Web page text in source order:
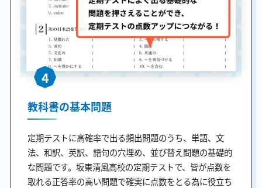
4
教科書の基本問題
定期テストに高確率で出る頻出問題のうち、単語、文
法、和訳、英訳、語句の穴埋め、並び替え問題の基礎的
な問題です。坂東清風高校の定期テストで、皆が点数を
取れる正答率の高い問題で確実に点数をとる為に役立ち